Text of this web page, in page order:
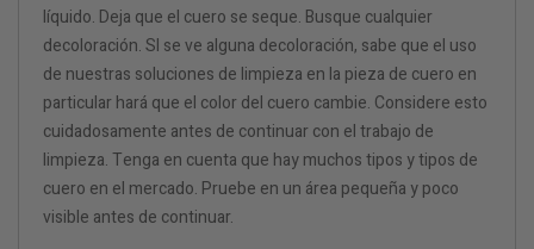
líquido. Deja que el cuero se seque. Busque cualquier
decoloración. SI se ve alguna decoloración, sabe que el uso
de nuestras soluciones de limpieza en la pieza de cuero en
particular hará que el color del cuero cambie. Considere esto
cuidadosamente antes de continuar con el trabajo de
limpieza. Tenga en cuenta que hay muchos tipos y tipos de
cuero en el mercado. Pruebe en un área pequeña y poco
visible antes de continuar.